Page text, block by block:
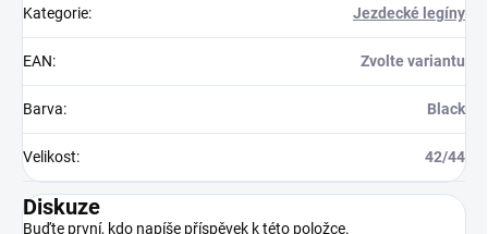
Kategorie: Jezdecké legíny
EAN: Zvolte variantu
Barva: Black
Velikost: 42/44
Diskuze
Buďte první, kdo napíše příspěvek k této položce.